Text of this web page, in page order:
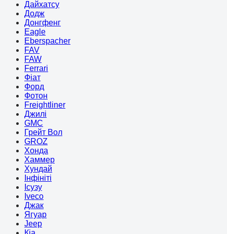
Дайхатсу
Додж
Донгфенг
Eagle
Eberspacher
FAV
FAW
Ferrari
Фіат
Форд
Фотон
Freightliner
Джилі
GMC
Грейт Вол
GROZ
Хонда
Хаммер
Хундай
Інфініті
Ісузу
Iveco
Джак
Ягуар
Jeep